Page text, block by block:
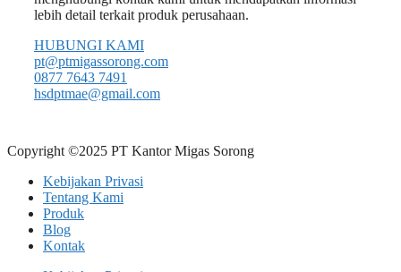
lebih detail terkait produk perusahaan.
HUBUNGI KAMI
pt@ptmigassorong.com
0877 7643 7491
hsdptmae@gmail.com
Copyright ©2025 PT Kantor Migas Sorong
Kebijakan Privasi
Tentang Kami
Produk
Blog
Kontak